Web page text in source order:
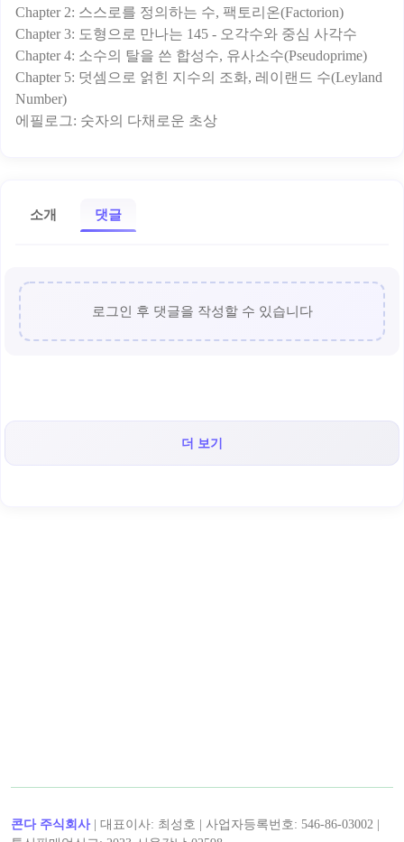
Chapter 2: 스스로를 정의하는 수, 팩토리온(Factorion)
Chapter 3: 도형으로 만나는 145 - 오각수와 중심 사각수
Chapter 4: 소수의 탈을 쓴 합성수, 유사소수(Pseudoprime)
Chapter 5: 덧셈으로 얽힌 지수의 조화, 레이랜드 수(Leyland
Number)
소개 댓글
로그인 후 댓글을 작성할 수 있습니다
더 보기